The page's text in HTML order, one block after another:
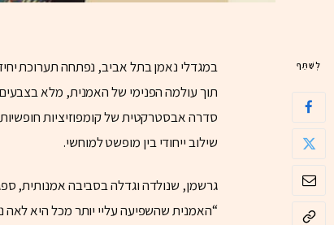
לְשַׁתֵּף
במגדלי נאמן בתל אביב, נפתחה תערוכת
תוך עולמה הפנימי של האמנית, מלא
סדרה אבסטרקטית של קומפוזיציות חופשיות
שילוב ייחודי בין מופשט למוחשי.
גרשמן, שנולדה וגדלה בסביבה אמנותית,
“האמנית שהשפיעה עליי יותר מכל היא לאה